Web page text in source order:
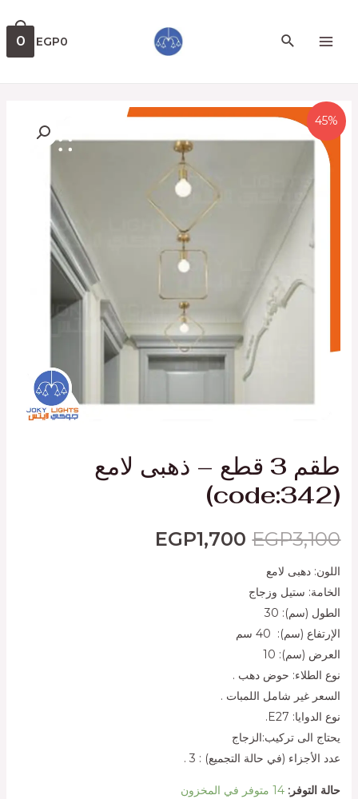
EGP0
0
45%
طقم 3 قطع – ذهبى لامع
(code:342)
EGP3,100
EGP1,700
اللون: دهبى لامع
الخامة: ستيل وزجاج
الطول (سم): 30
الإرتفاع (سم): 40 سم
العرض (سم): 10
نوع الطلاء: حوض دهب .
السعر غير شامل اللمبات .
نوع الدوايا: E27.
يحتاج الى تركيب:الزجاج
عدد الأجزاء (في حالة التجميع) : 3 .
حالة التوفر: 14 متوفر في المخزون